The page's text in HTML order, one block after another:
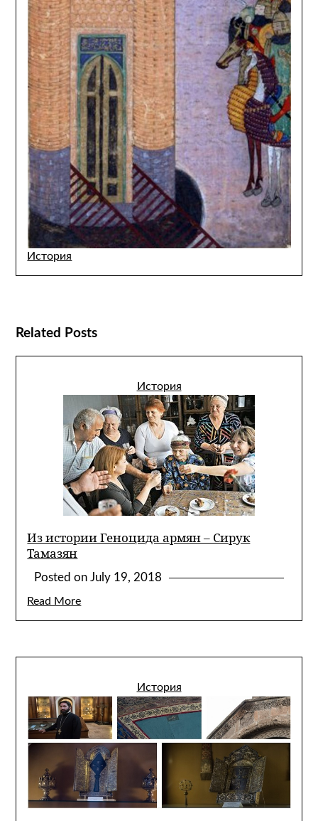
История
Related Posts
История
Из истории Геноцида армян – Сирук
Тамазян
Posted onJuly 19, 2018
Read More
История